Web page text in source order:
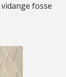
fosse